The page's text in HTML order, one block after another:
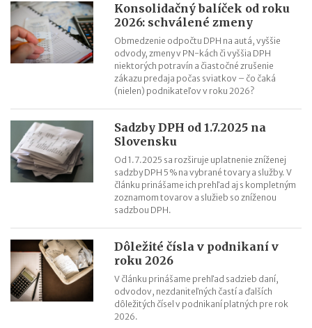
Konsolidačný balíček od roku
2026: schválené zmeny
Obmedzenie odpočtu DPH na autá, vyššie
odvody, zmeny v PN-kách či vyššia DPH
niektorých potravín a čiastočné zrušenie
zákazu predaja počas sviatkov – čo čaká
(nielen) podnikateľov v roku 2026?
Sadzby DPH od 1.7.2025 na
Slovensku
Od 1.7.2025 sa rozširuje uplatnenie zníženej
sadzby DPH 5 % na vybrané tovary a služby. V
článku prinášame ich prehľad aj s kompletným
zoznamom tovarov a služieb so zníženou
sadzbou DPH.
Dôležité čísla v podnikaní v
roku 2026
V článku prinášame prehľad sadzieb daní,
odvodov, nezdaniteľných častí a ďalších
dôležitých čísel v podnikaní platných pre rok
2026.